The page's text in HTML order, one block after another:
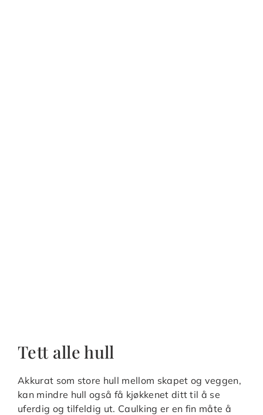
Tett alle hull
Akkurat som store hull mellom skapet og veggen,
kan mindre hull også få kjøkkenet ditt til å se
uferdig og tilfeldig ut. Caulking er en fin måte å